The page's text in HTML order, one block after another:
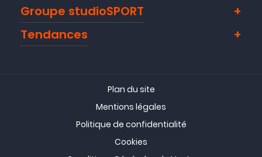
Groupe studioSPORT
Tendances
Plan du site
Mentions légales
Politique de confidentialité
Cookies